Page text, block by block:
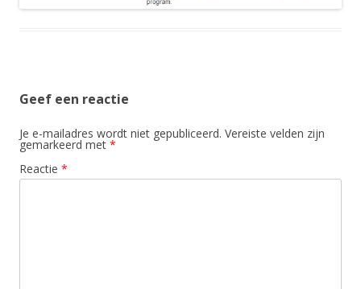
Geef een reactie
Je e-mailadres wordt niet gepubliceerd. Vereiste velden zijn
gemarkeerd met *
Reactie *